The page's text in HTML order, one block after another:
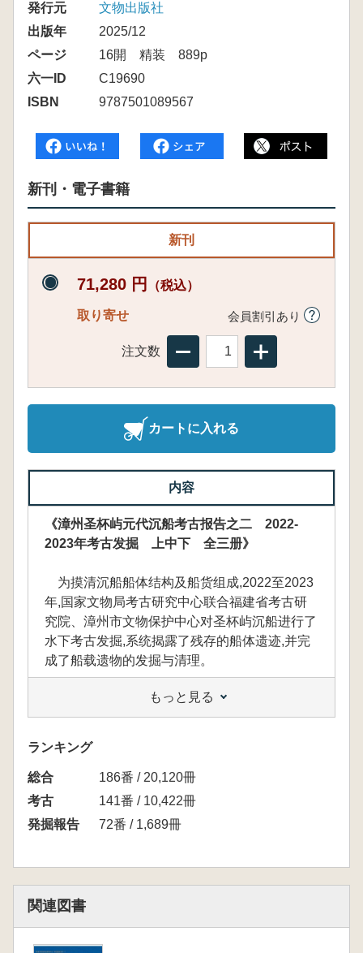
発行元
文物出版社
出版年
2025/12
ページ
16開 精装 889p
六一ID
C19690
ISBN
9787501089567
新刊・電子書籍
新刊
71,280 円 （税込）
取り寄せ 会員割引あり
注文数
カートに入れる
内容
《漳州圣杯屿元代沉船考古报告之二 2022-
2023年考古发掘 上中下 全三册》
为摸清沉船船体结构及船货组成,2022至2023
年,国家文物局考古研究中心联合福建省考古研
究院、漳州市文物保护中心对圣杯屿沉船进行了
水下考古发掘,系统揭露了残存的船体遗迹,并完
成了船载遗物的发掘与清理。
沈没船の船体構造と船載貨物の状況を把握す
るため、2022年から2023年にかけて、国家文
文物保護中心と共同で、聖杯嶼沈船の水中考古
発掘を実施しました。この調査では、残存する
船体遺構が体系的に明らかにされ、あわせて船
もっと見る
ランキング
総合
186番 / 20,120冊
考古
141番 / 10,422冊
発掘報告
72番 / 1,689冊
関連図書